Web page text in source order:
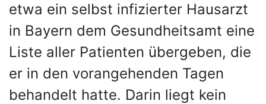
etwa ein selbst infizierter Hausarzt
in Bayern dem Gesundheitsamt eine
Liste aller Patienten übergeben, die
er in den vorangehenden Tagen
behandelt hatte. Darin liegt kein